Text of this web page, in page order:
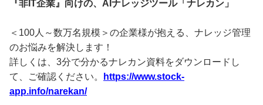
『非IT企業』向けの、AIナレッジツール「ナレカン」
＜100人～数万名規模＞の企業様が抱える、ナレッジ管理
のお悩みを解決します！
詳しくは、3分で分かるナレカン資料をダウンロードし
て、ご確認ください。
https://www.stock-
app.info/narekan/